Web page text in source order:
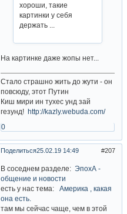
хороши, такие
картинки у себя
держать ...
На картинке даже жопы нет...
Стало страшно жить до жути - он
повсюду, этот Путин
Киш мири ин тухес унд зай
гезунд!http://kazly.webuda.com/
0
Поделиться 207
25.02.19 14:49
В соседнем разделе:ЭпохА -
общение и новости
есть у нас тема:Америка , какая
она есть.
там мы сейчас чаще, чем в этой